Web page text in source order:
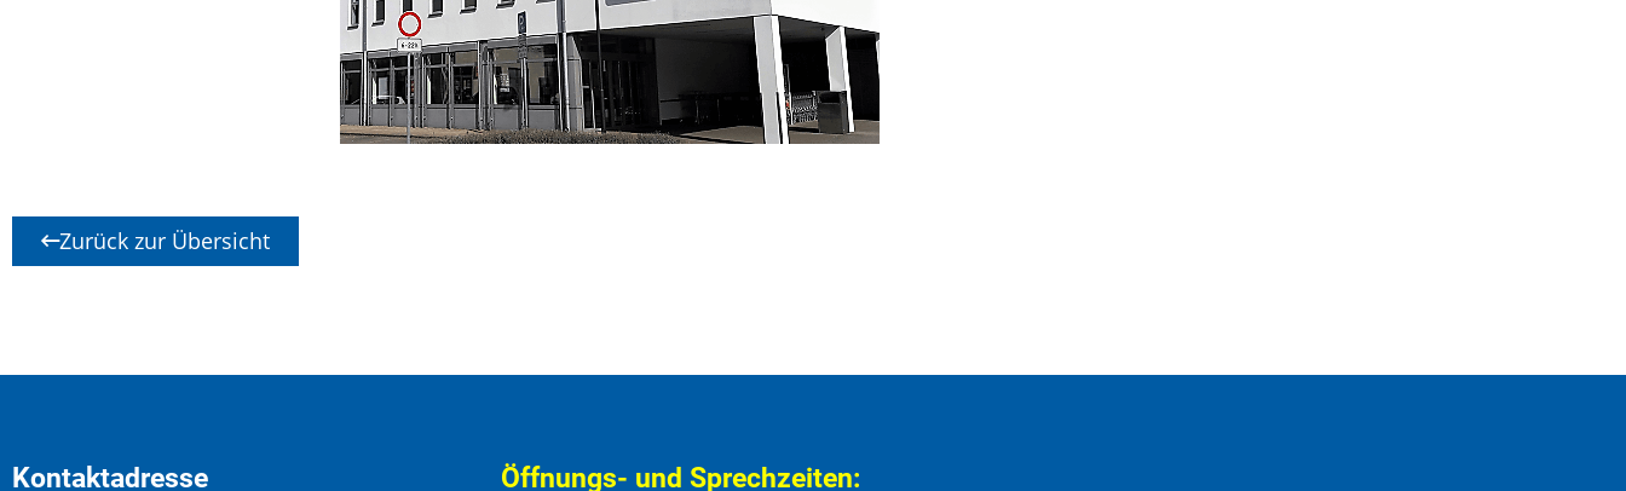
Zurück zur Übersicht
Kontaktadresse Öffnungs- und Sprechzeiten: